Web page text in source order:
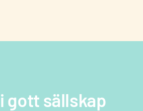
gott sällskap